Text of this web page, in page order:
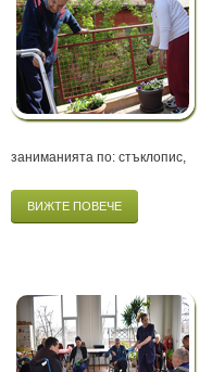
заниманията по: стъклопис,
ВИЖТЕ ПОВЕЧЕ